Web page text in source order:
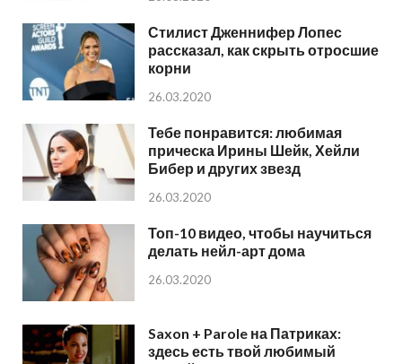
Стилист Дженнифер Лопес
рассказал, как скрыть отросшие
корни
26.03.2020
Тебе понравится: любимая
прическа Ирины Шейк, Хейли
Бибер и других звезд
26.03.2020
Топ-10 видео, чтобы научиться
делать нейл-арт дома
26.03.2020
Saxon + Parole на Патриках:
здесь есть твой любимый